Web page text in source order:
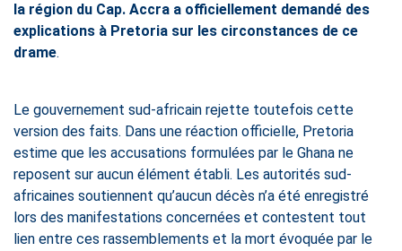
la région du Cap. Accra a officiellement demandé des
explications à Pretoria sur les circonstances de ce
drame.
Le gouvernement sud-africain rejette toutefois cette
version des faits. Dans une réaction officielle, Pretoria
estime que les accusations formulées par le Ghana ne
reposent sur aucun élément établi. Les autorités sud-
africaines soutiennent qu’aucun décès n’a été enregistré
lors des manifestations concernées et contestent tout
lien entre ces rassemblements et la mort évoquée par le